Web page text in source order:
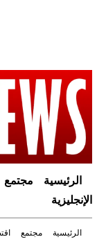
الرئيسية مجتمع
الإنجليزية
الرئيسية مجتمع